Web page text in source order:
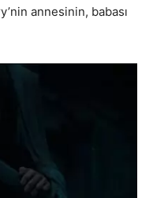
annesinin, babası